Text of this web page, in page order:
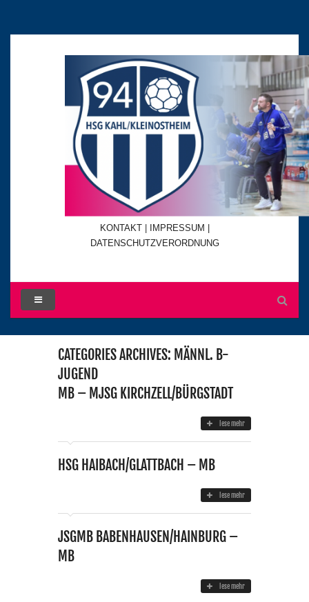
KONTAKT | IMPRESSUM |
DATENSCHUTZVERORDNUNG
CATEGORIES ARCHIVES: MÄNNL. B-
JUGEND
MB – MJSG KIRCHZELL/BÜRGSTADT
lese mehr
HSG HAIBACH/GLATTBACH – MB
lese mehr
JSGMB BABENHAUSEN/HAINBURG –
MB
lese mehr